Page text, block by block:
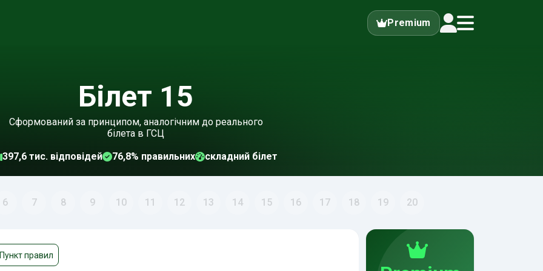
Premium
Білет 15
Сформований за принципом, аналогічним до реального
білета в ГСЦ
397,6 тис. відповідей
76,8% правильних складний білет
6 7 8 9 10 11 12 13 14 15 16 17 18 19 20
Пункт правил Питання 169